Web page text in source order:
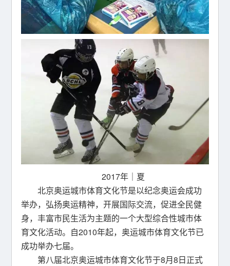
2017年｜夏
北京奥运城市体育文化节是以纪念奥运会成功
举办，弘扬奥运精神，开展国际交流，促进全民健
身，丰富市民生活为主题的一个大型综合性城市体
育文化活动。自2010年起，奥运城市体育文化节已
成功举办七届。
第八届北京奥运城市体育文化节于8月8日正式